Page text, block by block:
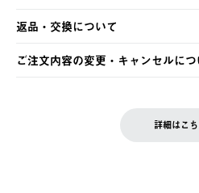
・コンビニ決済
・Pay-easy決済
【発送スケジュール】
ご注文・ご入金完了より2営業日以
土日祝の発送はございませんので
の発送となる場合がございます。
返品・交換について
※お客様都合の場合
お客様都合の返品にかかる送料は
ご注文内容の変更・キャンセルにつ
LOGOS FAMILY会員の方は、会員
詳細はこち